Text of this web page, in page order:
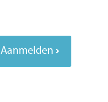
Aanmelden